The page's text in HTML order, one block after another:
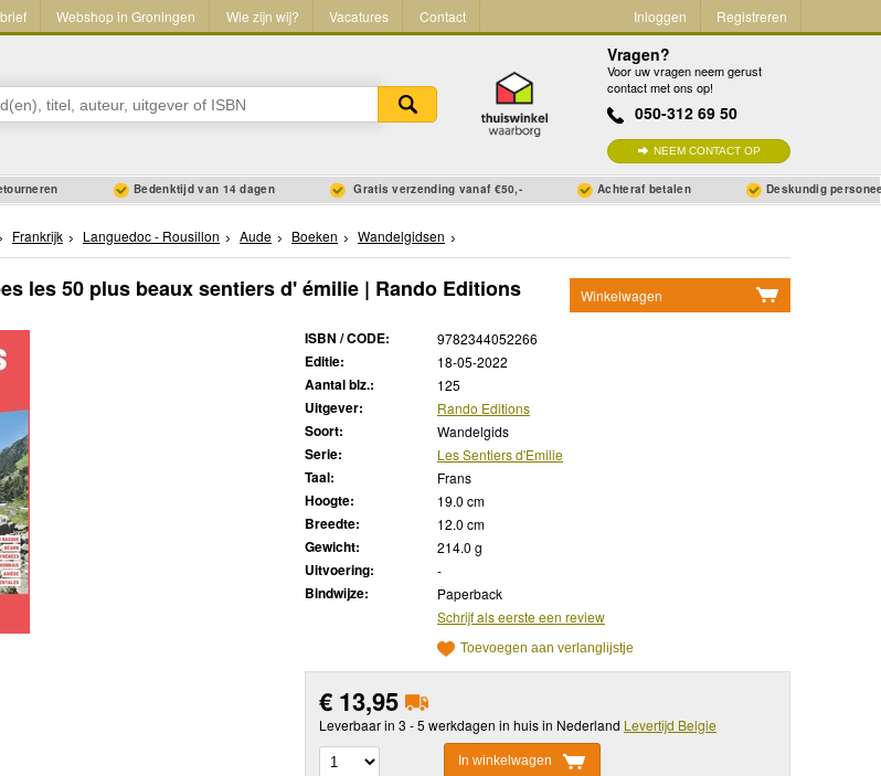
Webshop in Groningen Wie zijn wij? Vacatures Contact Inloggen Registreren
Vragen?
Voor uw vragen neem gerust
contact met ons op!
050-312 69 50
NEEM CONTACT OP
Bedenktijd van 14 dagen Gratis verzending vanaf €50,- Achteraf betalen Deskundig
Frankrijk Languedoc - Rousillon Aude Boeken Wandelgidsen
Winkelwagen
les 50 plus beaux sentiers d' émilie | Rando Editions
ISBN / CODE: 9782344052266
Editie: 18-05-2022
Aantal blz.: 125
Uitgever: Rando Editions
Soort: Wandelgids
Serie: Les Sentiers d'Emilie
Taal: Frans
Hoogte: 19.0 cm
Breedte: 12.0 cm
Gewicht: 214.0 g
Uitvoering: -
Bindwijze:
Paperback
Schrijf als eerste een review
Toevoegen aan verlanglijstje
€ 13,95
Leverbaar in 3 - 5 werkdagen in huis in Nederland Levertijd Belgie
In winkelwagen